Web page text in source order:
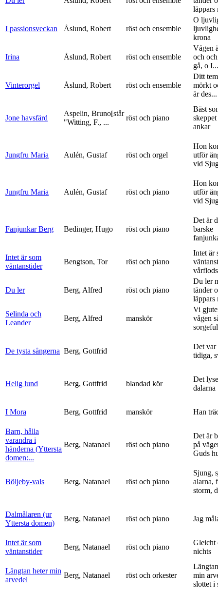
läppars
I passionsveckan Åslund, Robert röst och ensemble
O
krona
Irina Åslund, Robert röst och ensemble
Vågen
och
gå, o I...
Vinterorgel Åslund, Robert röst och ensemble
Ditt
mörkt
är des...
Jone havsfärd
Aspelin, Bruno[står
"Witting, F., ...
röst och piano
Bäst
ankar
Jungfru Maria Aulén, Gustaf röst och orgel
Hon
utför
vid
Jungfru Maria Aulén, Gustaf röst och piano
Hon
utför
vid
Fanjunkar Berg Bedinger, Hugo röst och piano
Det är
barske
Intet är som
väntanstider
Bengtson, Tor röst och piano
Intet är
Du ler Berg, Alfred röst och piano
Du ler
tänder
läppars
Selinda och
Leander
Berg, Alfred manskör
Vi
vågen
De tysta sångerna Berg, Gottfrid
Det var
tidiga,
Helig lund Berg, Gottfrid blandad kör
Det
dalarna
I Mora Berg, Gottfrid manskör Han
Barn, hålla
varandra i
händerna (Yttersta
domen:...
Berg, Natanael röst och piano
Det är
på
Guds
Böljeby-vals Berg, Natanael röst och piano
Sjung,
alarna,
storm,
Dalmålaren (ur
Yttersta domen)
Berg, Natanael röst och piano Jag
Intet är som
väntanstider
Berg, Natanael röst och piano
Gleicht
nichts
Längtan heter min
arvedel
Berg, Natanael röst och orkester
min
slottet i